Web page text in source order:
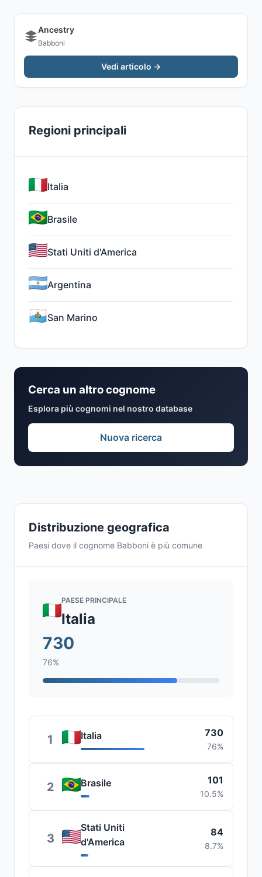
Distribuzione geografica
Paesi dove il cognome Babboni è più comune
PAESE PRINCIPALE
Italia
730
76%
1 Italia 730
76%
2 Brasile 101
10.5%
3
Stati Uniti
d'America
84
8.7%
Ancestry
Babboni
Vedi articolo →
Regioni principali
Italia
Brasile
Stati Uniti d'America
Argentina
San Marino
Cerca un altro cognome
Esplora più cognomi nel nostro database
Nuova ricerca